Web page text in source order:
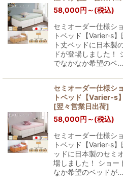
58,000円 ～(税込)
セミオーダー仕様シ
トベッド【Varier-s
ト丈ベッドに日本製
ドが登場しました！
でなかなか希望のベ…
セミオーダー仕様シ
トベッド【Varier-s
[翌々営業日出荷]
58,000円 ～(税込)
セミオーダー仕様シ
トベッド【Varier-s
ッドに日本製のセミ
場しました！ ショー
なか希望のベッドが…